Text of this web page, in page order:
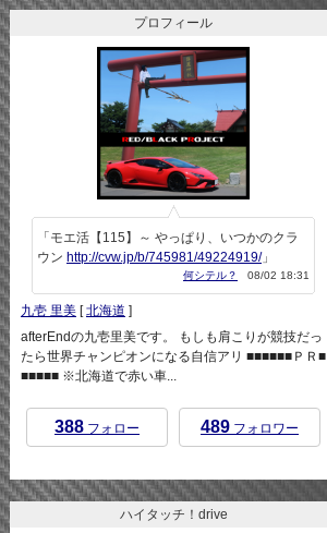
プロフィール
「モエ活【115】～ やっぱり、いつかのクラ
ウン http://cvw.jp/b/745981/49224919/」
何シテル？ 08/02 18:31
九壱 里美 [北海道 ]
afterEndの九壱里美です。 もしも肩こりが競技だっ
たら世界チャンピオンになる自信アリ ■■■■■■ＰＲ■
■■■■■ ※北海道で赤い車...
388 フォロー 489 フォロワー
ハイタッチ！drive